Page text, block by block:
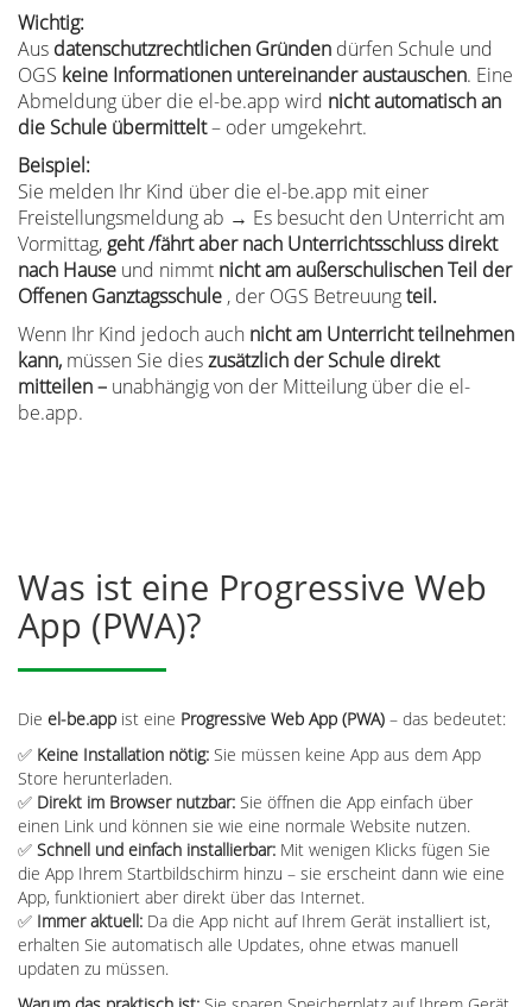
Wichtig:
Aus datenschutzrechtlichen Gründen dürfen Schule und
OGS keine Informationen untereinander austauschen. Eine
Abmeldung über die el-be.app wird nicht automatisch an
die Schule übermittelt– oder umgekehrt.
Beispiel:
Sie melden Ihr Kind über die el-be.app mit einer
Freistellungsmeldungab → Es besucht den Unterricht am
Vormittag, geht /fährtaber nach Unterrichtsschluss direkt
nach Hause und nimmt nichtamaußerschulischen Teil der
Offenen Ganztagsschule , der OGS Betreuungteil.
Wenn Ihr Kind jedochauch nicht am Unterricht teilnehmen
kann, müssen Sie dieszusätzlich der Schule direkt
mitteilen– unabhängig von der Mitteilung über die el-
be.app.
Was ist eine Progressive Web
App (PWA)?
Die el-be.app ist eine Progressive Web App (PWA) – das bedeutet:
✅ Keine Installation nötig: Sie müssen keine App aus dem App
Store herunterladen.
✅ Direkt im Browser nutzbar: Sie öffnen die App einfach über
einen Link und können sie wie eine normale Website nutzen.
✅ Schnell und einfach installierbar: Mit wenigen Klicks fügen Sie
die App Ihrem Startbildschirm hinzu – sie erscheint dann wie eine
App, funktioniert aber direkt über das Internet.
✅ Immer aktuell: Da die App nicht auf Ihrem Gerät installiert ist,
erhalten Sie automatisch alle Updates, ohne etwas manuell
updaten zu müssen.